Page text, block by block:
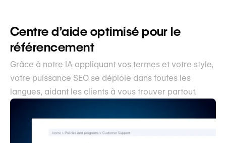
Centre d’aide optimisé pour le
référencement
Grâce à notre IA appliquant vos termes et votre style,
votre puissance SEO se déploie dans toutes les
langues, aidant les clients à vous trouver partout.